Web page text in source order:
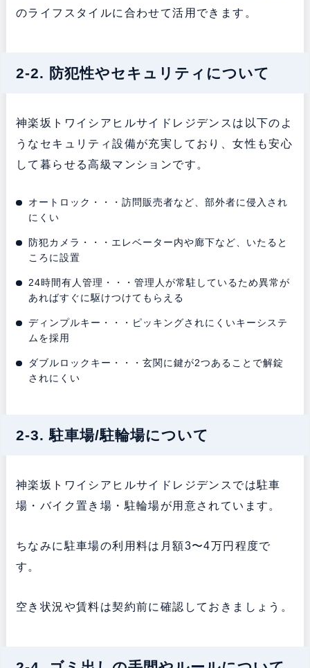
のライフスタイルに合わせて活用できます。
2-2. 防犯性やセキュリティについて
神楽坂トワイシアヒルサイドレジデンスは以下のよ
うなセキュリティ設備が充実しており、女性も安心
して暮らせる高級マンションです。
オートロック・・・訪問販売者など、部外者に侵入され
にくい
防犯カメラ・・・エレベーター内や廊下など、いたると
ころに設置
24時間有人管理・・・管理人が常駐しているため異常が
あればすぐに駆けつけてもらえる
ディンプルキー・・・ピッキングされにくいキーシステ
ムを採用
ダブルロックキー・・・玄関に鍵が2つあることで解錠
されにくい
2-3. 駐車場/駐輪場について
神楽坂トワイシアヒルサイドレジデンスでは駐車
場・バイク置き場・駐輪場が用意されています。
ちなみに駐車場の利用料は月額3〜4万円程度で
す。
空き状況や賃料は契約前に確認しておきましょう。